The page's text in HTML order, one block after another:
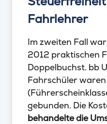
Fahrlehrer
Im zweiten Fall
2012 praktischen
Doppelbuchst. bb
Fahrschüler
gebunden. Die
behandelte die